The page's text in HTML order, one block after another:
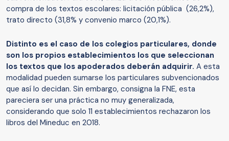
compra de los textos escolares: licitación pública (26,2%),
trato directo (31,8% y convenio marco (20,1%).
Distinto es el caso de los colegios particulares, donde
son los propios establecimientos los que seleccionan
los textos que los apoderados deberán adquirir. A esta
modalidad pueden sumarse los particulares subvencionados
que así lo decidan. Sin embargo, consigna la FNE, esta
pareciera ser una práctica no muy generalizada,
considerando que solo 11 establecimientos rechazaron los
libros del Mineduc en 2018.